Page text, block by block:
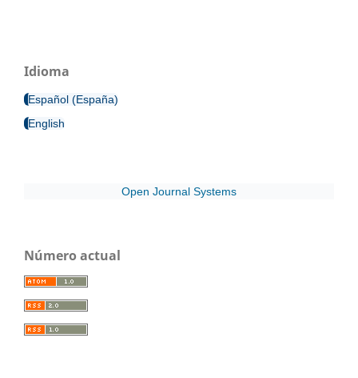
Idioma
Español (España)
English
Open Journal Systems
Número actual